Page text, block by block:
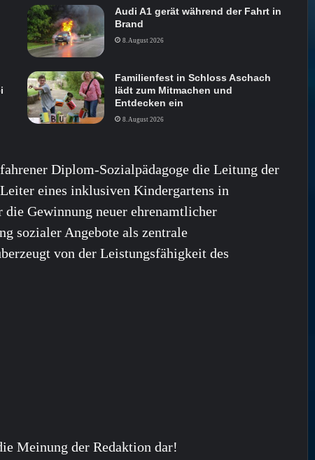
Audi A1 gerät während der Fahrt in
Brand
8. August 2026
Familienfest in Schloss Aschach
lädt zum Mitmachen und
Entdecken ein
8. August 2026
Diplom-Sozialpädagoge die Leitung der
eines inklusiven Kindergartens in
Gewinnung neuer ehrenamtlicher
sozialer Angebote als zentrale
von der Leistungsfähigkeit des
Meinung der Redaktion dar!